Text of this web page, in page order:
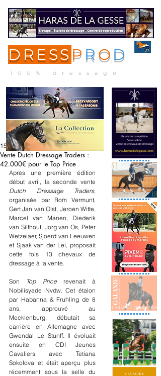
DRESS P R O D
100% dressage
Vente Dutch Dressage Traders :
42.000€ pour le Top Price
15 mai
Après une première édition
organisée par Rom Vermunt,
Gert Jan van Olst, Jeroen Witte,
Marcel van Manen, Diederik
van Silfhout, Jorg van Os, Peter
Wetzelaer, Sjoerd van Leeuwen
et Sjaak van der Lei, proposait
cette fois 13 chevaux de
dressage à la vente.
Son Top Price revenait à
Nobilisyade Nvdw. Cet étalon
par Habanna & Fruhling de 8
ans, approuvé au
Mecklenburg, débutait sa
carrière en Allemagne avec
Gwendal Le Stunff. Il évoluait
ensuite en CDI Jeunes
Cavaliers avec Tetiana
Sokolova et était aperçu plus
récemment sous la selle du